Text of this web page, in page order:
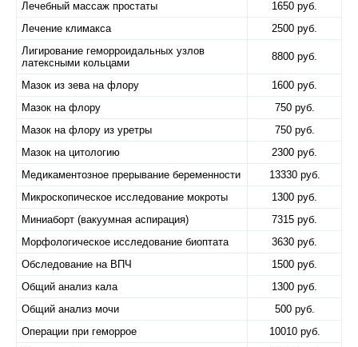
Лечебный массаж простаты
1650 руб.
Лечение климакса
2500 руб.
Лигирование геморроидальных узлов
латексными кольцами
8800 руб.
Мазок из зева на флору
1600 руб.
Мазок на флору
750 руб.
Мазок на флору из уретры
750 руб.
Мазок на цитологию
2300 руб.
Медикаментозное прерывание беременности
13330 руб.
Микроскопическое исследование мокроты
1300 руб.
Миниаборт (вакуумная аспирация)
7315 руб.
Морфологическое исследование биоптата
3630 руб.
Обследование на ВПЧ
1500 руб.
Общий анализ кала
1300 руб.
Общий анализ мочи
500 руб.
Операции при геморрое
10010 руб.